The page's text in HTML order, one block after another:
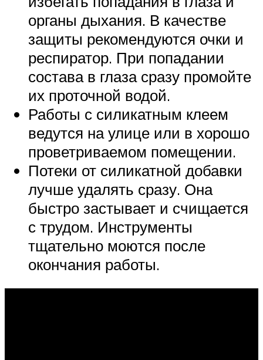
органы дыхания. В качестве
защиты рекомендуются очки и
респиратор. При попадании
состава в глаза сразу промойте
их проточной водой.
Работы с силикатным клеем
ведутся на улице или в хорошо
проветриваемом помещении.
Потеки от силикатной добавки
лучше удалять сразу. Она
быстро застывает и счищается
с трудом. Инструменты
тщательно моются после
окончания работы.